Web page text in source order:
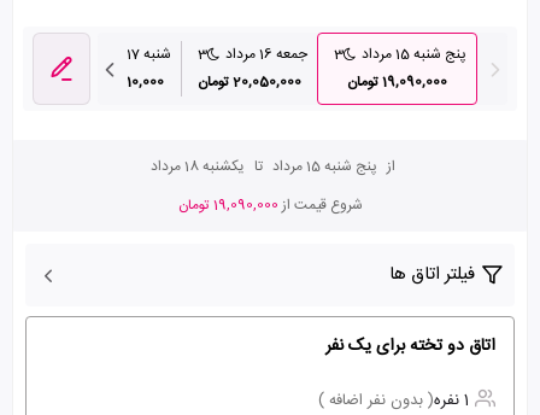
پنج شنبه 15 مرداد
3
19,090,000 تومان
جمعه 16 مرداد
3
20,050,000 تومان
شنبه 17 مرداد
3
21,310,000 تومان
از پنج شنبه 15 مرداد تا یکشنبه 18 مرداد
شروع قیمت از19,090,000 تومان
فیلتر اتاق ها
اتاق دو تخته برای یک نفر
1 نفره
( بدون نفر اضافه )